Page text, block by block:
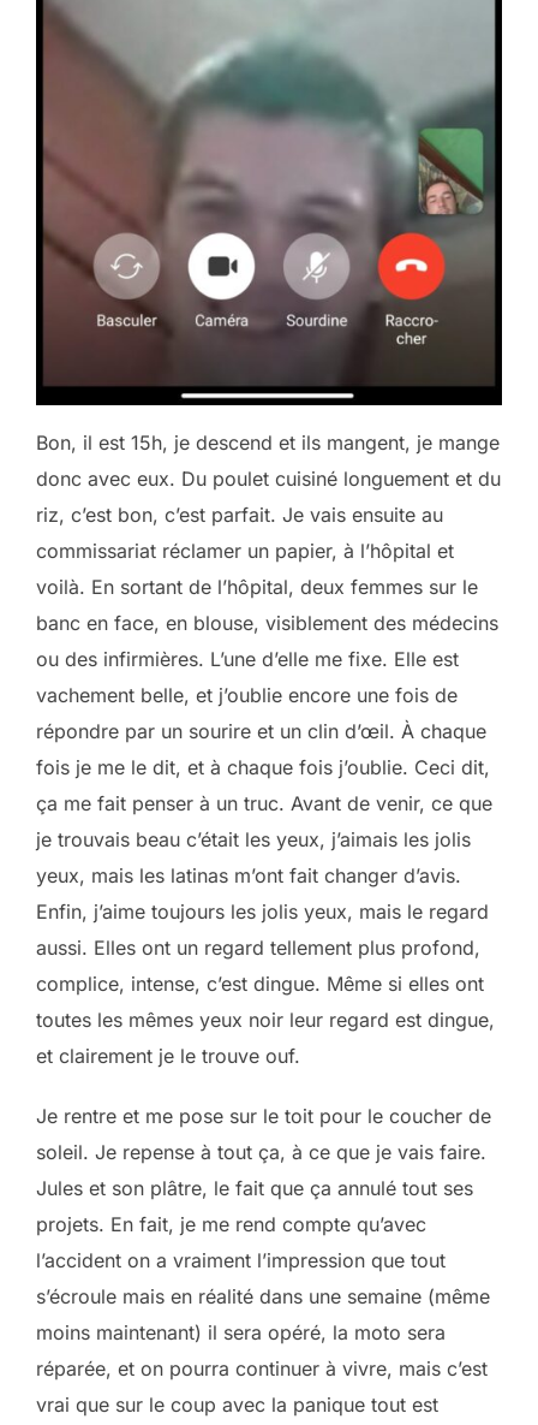
Bon, il est 15h, je descend et ils mangent, je mange
donc avec eux. Du poulet cuisiné longuement et du
riz, c’est bon, c’est parfait. Je vais ensuite au
commissariat réclamer un papier, à l’hôpital et
voilà. En sortant de l’hôpital, deux femmes sur le
banc en face, en blouse, visiblement des médecins
ou des infirmières. L’une d’elle me fixe. Elle est
vachement belle, et j’oublie encore une fois de
répondre par un sourire et un clin d’œil. À chaque
fois je me le dit, et à chaque fois j’oublie. Ceci dit,
ça me fait penser à un truc. Avant de venir, ce que
je trouvais beau c’était les yeux, j’aimais les jolis
yeux, mais les latinas m’ont fait changer d’avis.
Enfin, j’aime toujours les jolis yeux, mais le regard
aussi. Elles ont un regard tellement plus profond,
complice, intense, c’est dingue. Même si elles ont
toutes les mêmes yeux noir leur regard est dingue,
et clairement je le trouve ouf.
Je rentre et me pose sur le toit pour le coucher de
soleil. Je repense à tout ça, à ce que je vais faire.
Jules et son plâtre, le fait que ça annulé tout ses
projets. En fait, je me rend compte qu’avec
l’accident on a vraiment l’impression que tout
s’écroule mais en réalité dans une semaine (même
moins maintenant) il sera opéré, la moto sera
réparée, et on pourra continuer à vivre, mais c’est
vrai que sur le coup avec la panique tout est